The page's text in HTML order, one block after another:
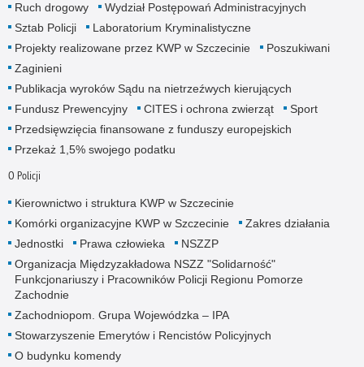
Ruch drogowy
Wydział Postępowań Administracyjnych
Sztab Policji
Laboratorium Kryminalistyczne
Projekty realizowane przez KWP w Szczecinie
Poszukiwani
Zaginieni
Publikacja wyroków Sądu na nietrzeźwych kierujących
Fundusz Prewencyjny
CITES i ochrona zwierząt
Sport
Przedsięwzięcia finansowane z funduszy europejskich
Przekaż 1,5% swojego podatku
O Policji
Kierownictwo i struktura KWP w Szczecinie
Komórki organizacyjne KWP w Szczecinie
Zakres działania
Jednostki
Prawa człowieka
NSZZP
Organizacja Międzyzakładowa NSZZ "Solidarność"
Funkcjonariuszy i Pracowników Policji Regionu Pomorze
Zachodnie
Zachodniopom. Grupa Wojewódzka – IPA
Stowarzyszenie Emerytów i Rencistów Policyjnych
O budynku komendy